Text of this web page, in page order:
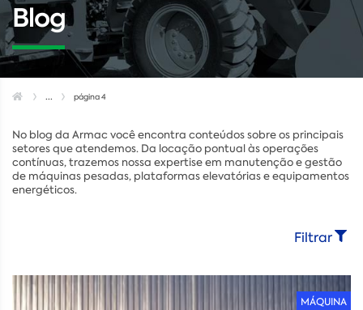
Blog
... página 4
No blog da Armac você encontra conteúdos sobre os principais
setores que atendemos. Da locação pontual às operações
contínuas, trazemos nossa expertise em manutenção e gestão
de máquinas pesadas, plataformas elevatórias e equipamentos
energéticos.
Filtrar
MÁQUINA